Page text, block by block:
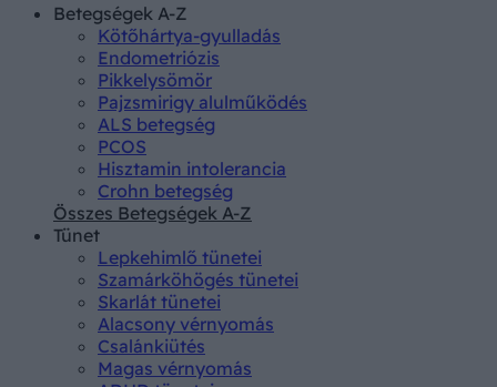
Betegségek A-Z
Kötőhártya-gyulladás
Endometriózis
Pikkelysömör
Pajzsmirigy alulműködés
ALS betegség
PCOS
Hisztamin intolerancia
Crohn betegség
Összes Betegségek A-Z
Tünet
Lepkehimlő tünetei
Szamárköhögés tünetei
Skarlát tünetei
Alacsony vérnyomás
Csalánkiütés
Magas vérnyomás